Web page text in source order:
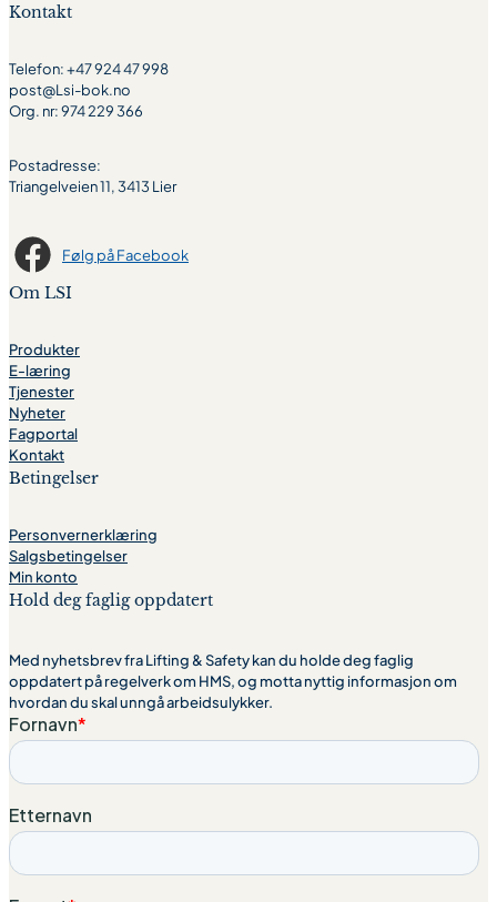
Kontakt
Telefon: +47 924 47 998
post@Lsi-bok.no
Org. nr: 974 229 366
Postadresse:
Triangelveien 11, 3413 Lier
Følg på Facebook
Om LSI
Produkter
E-læring
Tjenester
Nyheter
Fagportal
Kontakt
Betingelser
Personvernerklæring
Salgsbetingelser
Min konto
Hold deg faglig oppdatert
Med nyhetsbrev fra Lifting & Safety kan du holde deg faglig
oppdatert på regelverk om HMS, og motta nyttig informasjon om
hvordan du skal unngå arbeidsulykker.